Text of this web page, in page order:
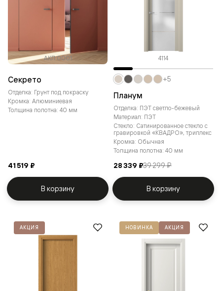
АКП 0001
Секрето
Отделка: Грунт под покраску
Кромка: Алюминиевая
Толщина полотна: 40 мм
41 519 ₽
В корзину
4114
Планум
Отделка: ПЭТ светло-бежевый
Материал: ПЭТ
Стекло: Сатинированное стекло с
гравировкой «КВАДРО», триплекс
Кромка: Обычная
Толщина полотна: 40 мм
28 339 ₽39 299 ₽
+5
В корзину
АКЦИЯ НОВИНКА АКЦИЯ